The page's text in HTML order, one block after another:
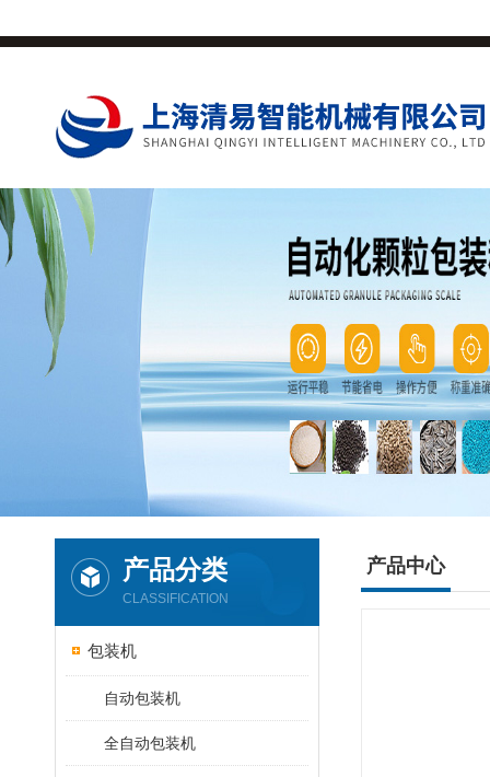
产品分类
CLASSIFICATION
包装机
自动包装机
全自动包装机
产品中心